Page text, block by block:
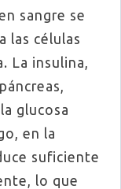
sangre se
las células
La insulina,
glucosa
en la
suficiente
lo que